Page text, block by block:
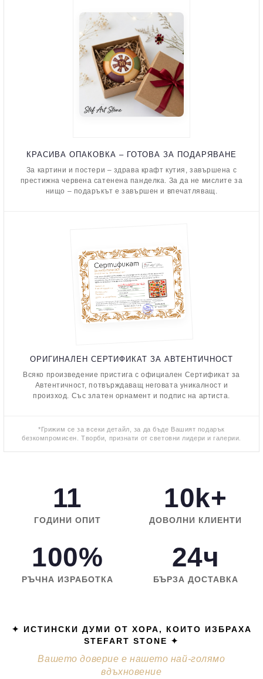
КРАСИВА ОПАКОВКА – ГОТОВА ЗА ПОДАРЯВАНЕ
За картини и постери – здрава крафт кутия, завършена с
престижна червена сатенена панделка. За да не мислите за
нищо – подаръкът е завършен и впечатляващ.
ОРИГИНАЛЕН СЕРТИФИКАТ ЗА АВТЕНТИЧНОСТ
Всяко произведение пристига с официален Сертификат за
Автентичност, потвърждаващ неговата уникалност и
произход. Със златен орнамент и подпис на артиста.
*Грижим се за всеки детайл, за да бъде Вашият подарък
безкомпромисен. Творби, признати от световни лидери и галерии.
11
ГОДИНИ ОПИТ
10k+
ДОВОЛНИ КЛИЕНТИ
100%
РЪЧНА ИЗРАБОТКА
24ч
БЪРЗА ДОСТАВКА
✦ ИСТИНСКИ ДУМИ ОТ ХОРА, КОИТО ИЗБРАХА
STEFART STONE ✦
Вашето доверие е нашето най-голямо
вдъхновение